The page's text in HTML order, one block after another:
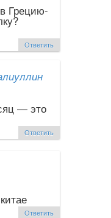
Грецию-
Ответить
— это
Ответить
Ответить